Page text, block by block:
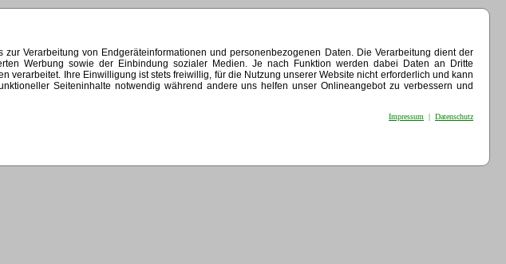
Verarbeitung von Endgeräteinformationen und personenbezogenen Daten. Die Verarbeitung dient der
Werbung sowie der Einbindung sozialer Medien. Je nach Funktion werden dabei Daten an Dritte
Ihre Einwilligung ist stets freiwillig, für die Nutzung unserer Website nicht erforderlich und kann
Seiteninhalte notwendig während andere uns helfen unser Onlineangebot zu verbessern und
Impressum | Datenschutz